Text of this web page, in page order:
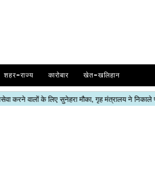
शहर-राज्य कारोबार खेत-खलिहान